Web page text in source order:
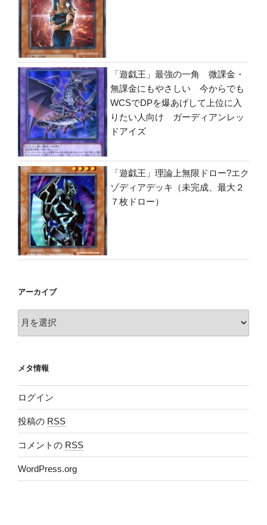
「遊戯王」最強の一角 微課金・
無課金にもやさしい 今からでも
WCSでDPを爆あげして上位に入
りたい人向け ガーディアンレッ
ドアイズ
「遊戯王」理論上無限ドロー?エク
ゾディアデッキ（未完成、最大２
７枚ドロー）
アーカイブ
ア
ブ
メタ情報
ログイン
投稿の RSS
コメントの RSS
WordPress.org